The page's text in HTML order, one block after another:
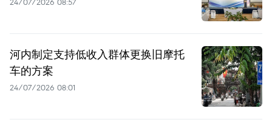
河内制定支持低收入群体更换旧摩托
车的方案
24/07/2026 08:01